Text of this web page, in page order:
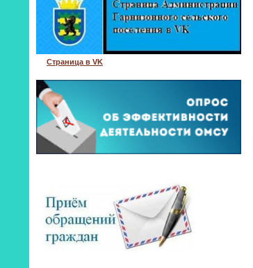
Страница в VK